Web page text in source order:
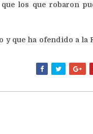
los que robaron
y que ha ofendido a la